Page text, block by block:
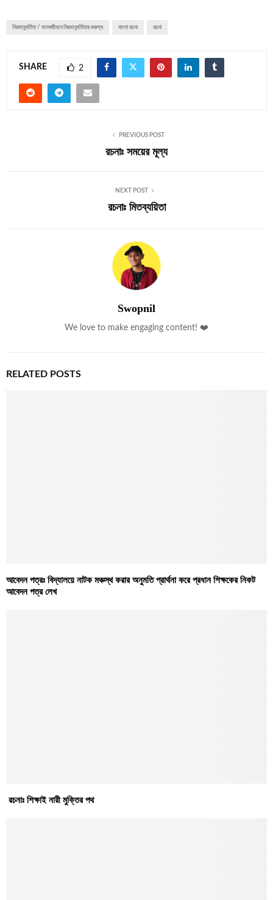
নিয়মানুবর্তিতা / মানবজীবনে নিয়মানুবর্তিতার গুরুত্ব বাংলা রচনা রচনা
SHARE 2
PREVIOUS POST
রচনাঃ সময়ের মূল্য
NEXT POST
রচনাঃ মিতব্যয়িতা
Swopnil
We love to make engaging content! ❤️
RELATED POSTS
আবেদন পত্রঃ বিদ্যালয়ে নাটক মঞ্চস্থ করার অনুমতি প্রার্থনা করে প্রধান শিক্ষকের নিকট
আবেদন পত্র লেখ
রচনাঃ শিক্ষাই নারী মুক্তির পথ